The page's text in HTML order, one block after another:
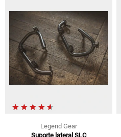
Legend Gear
Suporte lateral SLC